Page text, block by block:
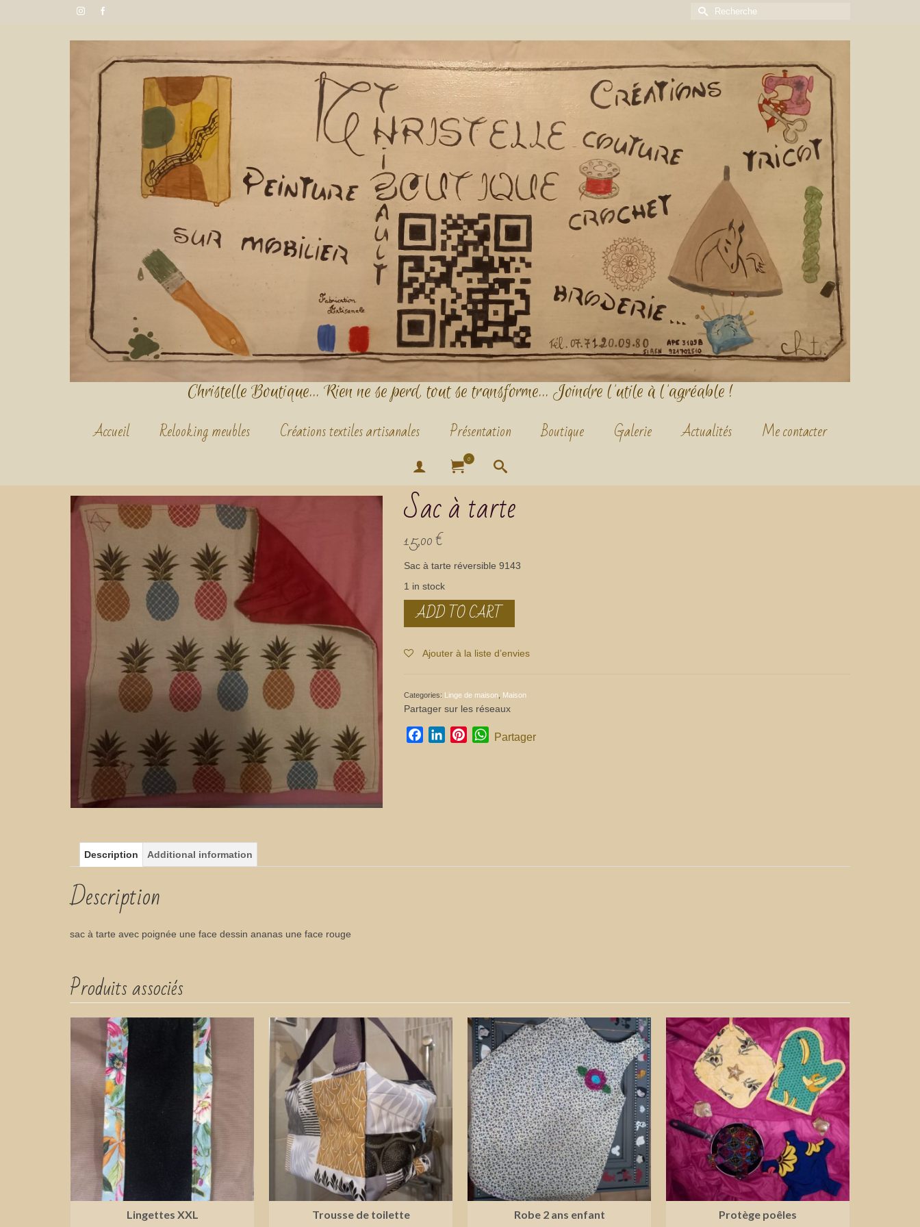
Rechercher :
Christelle Boutique... Rien ne se perd, tout se transforme... Joindre l'utile à l'agréable !
Accueil Relooking meubles Créations textiles artisanales Présentation Boutique Galerie Actualités Me contacter
0
Sac à tarte
15,00€
Sac à tarte réversible 9143
1 in stock
quantity
ADD TO CART
Ajouter à la liste d’envies
Categories: Linge de maison, Maison
Partager sur les réseaux
FacebookLinkedInPinterestWhatsApp
Partager
Description Additional information
Description
sac à tarte avec poignée une face dessin ananas une face rouge
Produits associés
Lingettes XXL Trousse de toilette Robe 2 ans enfant Protège poêles